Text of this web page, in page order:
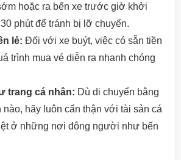
hoặc ra bến xe trước giờ khởi
phút để tránh bị lỡ chuyến.
lẻ: Đối với xe buýt, việc có sẵn tiền
trình mua vé diễn ra nhanh chóng
trang cá nhân: Dù di chuyển bằng
hãy luôn cẩn thận với tài sản cá
ở những nơi đông người như bến